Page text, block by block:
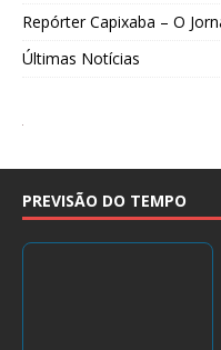
Repórter Capixaba – O
Últimas Notícias
PREVISÃO DO TEMPO